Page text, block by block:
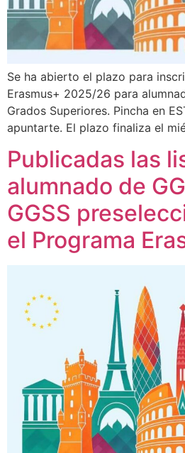
Se ha abierto el plazo para
Erasmus+ 2025/26 para
Grados Superiores. Pincha en
apuntarte. El plazo finaliza el
Publicadas las
alumnado de
GGSS
el Programa